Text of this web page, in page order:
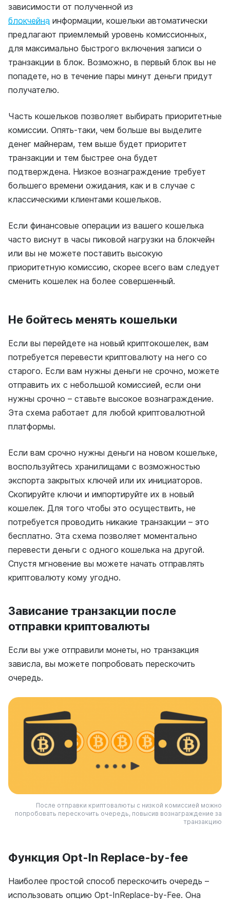
зависимости от полученной из
блокчейна информации, кошельки автоматически
предлагают приемлемый уровень комиссионных,
для максимально быстрого включения записи о
транзакции в блок. Возможно, в первый блок вы не
попадете, но в течение пары минут деньги придут
получателю.
Часть кошельков позволяет выбирать приоритетные
комиссии. Опять-таки, чем больше вы выделите
денег майнерам, тем выше будет приоритет
транзакции и тем быстрее она будет
подтверждена. Низкое вознаграждение требует
большего времени ожидания, как и в случае с
классическими клиентами кошельков.
Если финансовые операции из вашего кошелька
часто виснут в часы пиковой нагрузки на блокчейн
или вы не можете поставить высокую
приоритетную комиссию, скорее всего вам следует
сменить кошелек на более совершенный.
Не бойтесь менять кошельки
Если вы перейдете на новый криптокошелек, вам
потребуется перевести криптовалюту на него со
старого. Если вам нужны деньги не срочно, можете
отправить их с небольшой комиссией, если они
нужны срочно – ставьте высокое вознаграждение.
Эта схема работает для любой криптовалютной
платформы.
Если вам срочно нужны деньги на новом кошельке,
воспользуйтесь хранилищами с возможностью
экспорта закрытых ключей или их инициаторов.
Скопируйте ключи и импортируйте их в новый
кошелек. Для того чтобы это осуществить, не
потребуется проводить никакие транзакции – это
бесплатно. Эта схема позволяет моментально
перевести деньги с одного кошелька на другой.
Спустя мгновение вы можете начать отправлять
криптовалюту кому угодно.
Зависание транзакции после
отправки криптовалюты
Если вы уже отправили монеты, но транзакция
зависла, вы можете попробовать перескочить
очередь.
После отправки криптовалюты с низкой комиссией можно
попробовать перескочить очередь, повысив вознаграждение за
транзакцию
Функция Opt-In Replace-by-fee
Наиболее простой способ перескочить очередь –
использовать опцию Opt-InReplace-by-Fee. Она